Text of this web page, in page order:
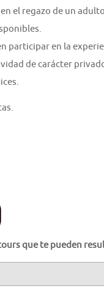
el regazo de un
participar en la
de carácter
que te pueden